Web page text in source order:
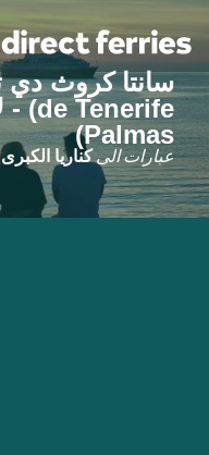
البلدان
تذاكر العبّارة
Palmas)
عبارات الىكناريا الكبرى